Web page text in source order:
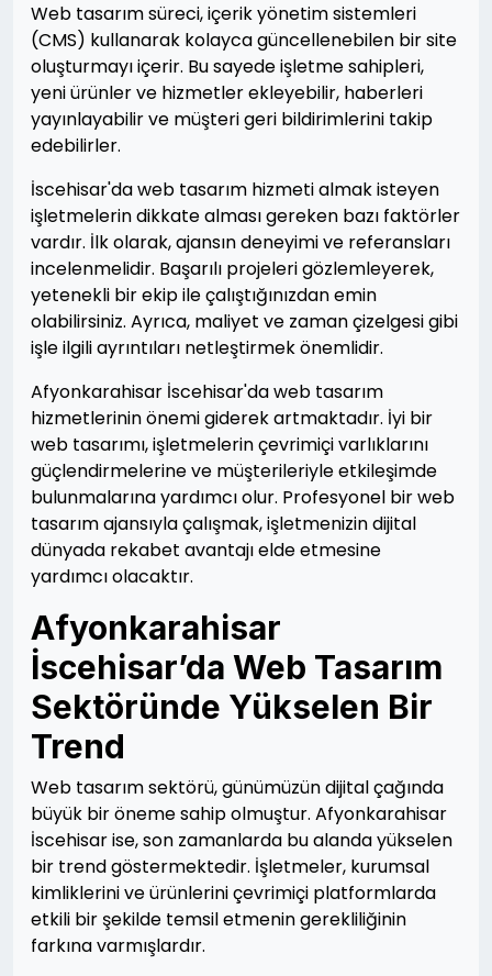
Web tasarım süreci, içerik yönetim sistemleri
(CMS) kullanarak kolayca güncellenebilen bir site
oluşturmayı içerir. Bu sayede işletme sahipleri,
yeni ürünler ve hizmetler ekleyebilir, haberleri
yayınlayabilir ve müşteri geri bildirimlerini takip
edebilirler.
İscehisar'da web tasarım hizmeti almak isteyen
işletmelerin dikkate alması gereken bazı faktörler
vardır. İlk olarak, ajansın deneyimi ve referansları
incelenmelidir. Başarılı projeleri gözlemleyerek,
yetenekli bir ekip ile çalıştığınızdan emin
olabilirsiniz. Ayrıca, maliyet ve zaman çizelgesi gibi
işle ilgili ayrıntıları netleştirmek önemlidir.
Afyonkarahisar İscehisar'da web tasarım
hizmetlerinin önemi giderek artmaktadır. İyi bir
web tasarımı, işletmelerin çevrimiçi varlıklarını
güçlendirmelerine ve müşterileriyle etkileşimde
bulunmalarına yardımcı olur. Profesyonel bir web
tasarım ajansıyla çalışmak, işletmenizin dijital
dünyada rekabet avantajı elde etmesine
yardımcı olacaktır.
Afyonkarahisar
İscehisar’da Web Tasarım
Sektöründe Yükselen Bir
Trend
Web tasarım sektörü, günümüzün dijital çağında
büyük bir öneme sahip olmuştur. Afyonkarahisar
İscehisar ise, son zamanlarda bu alanda yükselen
bir trend göstermektedir. İşletmeler, kurumsal
kimliklerini ve ürünlerini çevrimiçi platformlarda
etkili bir şekilde temsil etmenin gerekliliğinin
farkına varmışlardır.